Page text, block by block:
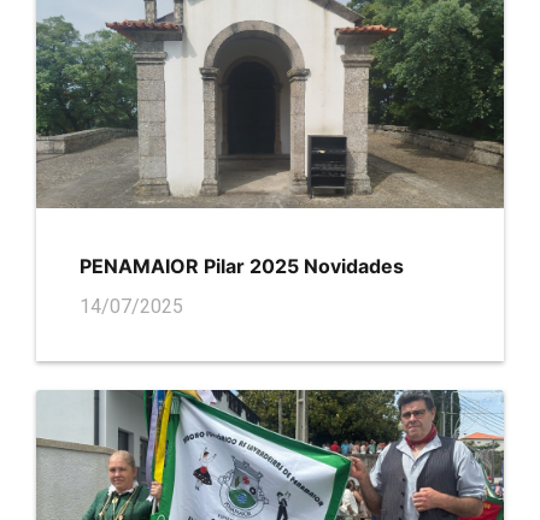
PENAMAIOR Pilar 2025 Novidades
14/07/2025